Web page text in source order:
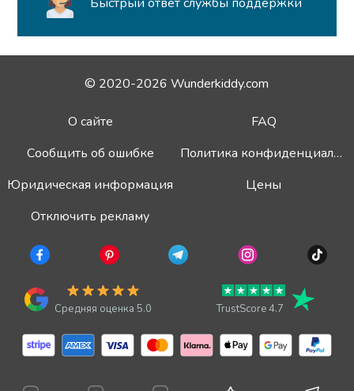
Быстрый ответ службы поддержки
© 2020-2026 Wunderkiddy.com
О сайте
FAQ
Сообщить об ошибке
Политика конфиденциальности
Юридическая информация
Цены
Отключить рекламу
Средняя оценка 5.0 TrustScore 4.7